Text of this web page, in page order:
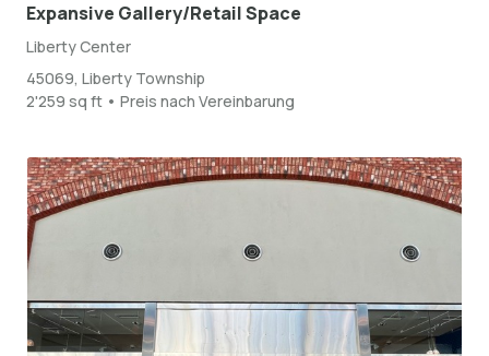
Expansive Gallery/Retail Space
Liberty Center
45069, Liberty Township
2'259 sq ft • Preis nach Vereinbarung